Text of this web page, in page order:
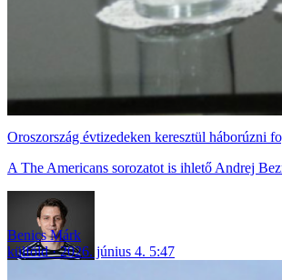
Oroszország évtizedeken keresztül háborúzni
A The Americans sorozatot is ihlető Andrej
Benics Márk
külföld
2026. június 4. 5:47